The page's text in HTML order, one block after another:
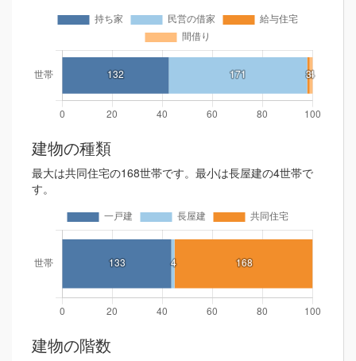
建物の種類
最大は共同住宅の168世帯です。最小は長屋建の4世帯で
す。
建物の階数